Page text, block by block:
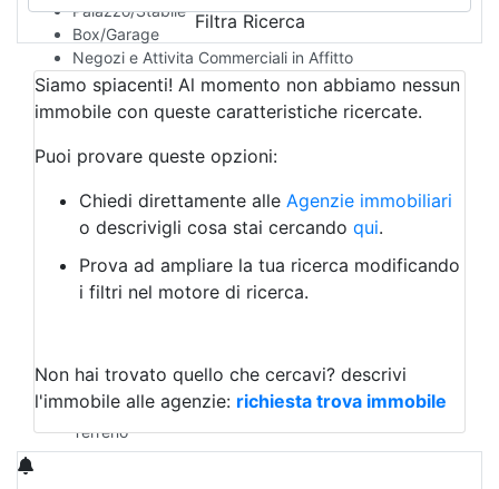
Palazzo/Stabile
Box/Garage
Negozi e Attivita Commerciali in Affitto
Qualsiasi
Attività/Licenza Commerciale
Azienda Agricola
Bar/Ristorante
Albergo
Laboratorio Artigianale
Negozio/locale commerciale
Agriturismo
Magazzini
Qualsiasi
Terreno edificabile
Terreno
Filtra Ricerca
Siamo spiacenti! Al momento non abbiamo nessun
immobile con queste caratteristiche ricercate.
Puoi provare queste opzioni:
Chiedi direttamente alle Agenzie immobiliari
o descrivigli cosa stai cercando qui.
Prova ad ampliare la tua ricerca modificando
i filtri nel motore di ricerca.
Non hai trovato quello che cercavi? descrivi
l'immobile alle agenzie: richiesta trova immobile